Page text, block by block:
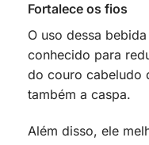
Fortalece os fios
O uso dessa
conhecido para
do couro cabeludo
também a caspa.
Além disso, ele